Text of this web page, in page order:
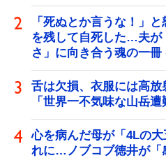
「死ぬとか言うな！」
を残して自死した…夫が
さ」に向き合う魂の一冊
舌は欠損、衣服には高
「世界一不気味な山岳
心を病んだ母が「4Lの
れに…ノブコブ徳井が「